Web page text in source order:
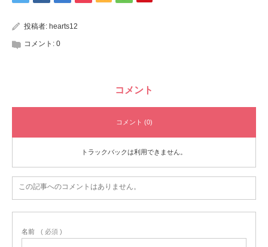
投稿者: hearts12
コメント: 0
コメント
コメント (0)
トラックバックは利用できません。
この記事へのコメントはありません。
名前 ( 必須 )